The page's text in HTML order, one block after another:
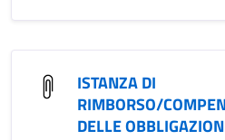
ISTANZA DI
RIMBORSO/
DELLE